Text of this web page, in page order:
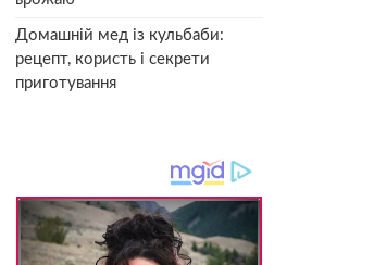
Домашній мед із кульбаби:
рецепт, користь і секрети
приготування